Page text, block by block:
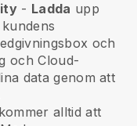
- Ladda upp
och
och Cloud-
data genom att
kommer alltid att